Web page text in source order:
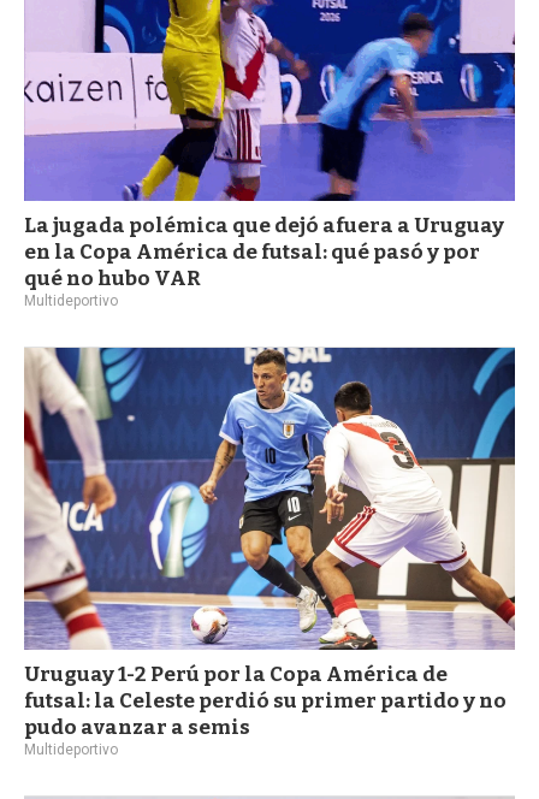
La jugada polémica que dejó afuera a Uruguay
en la Copa América de futsal: qué pasó y por
qué no hubo VAR
Multideportivo
Uruguay 1-2 Perú por la Copa América de
futsal: la Celeste perdió su primer partido y no
pudo avanzar a semis
Multideportivo